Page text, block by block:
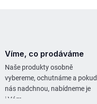
Víme, co prodáváme
Naše produkty osobně
vybereme, ochutnáme a pokud
nás nadchnou, nabídneme je
i Vám.